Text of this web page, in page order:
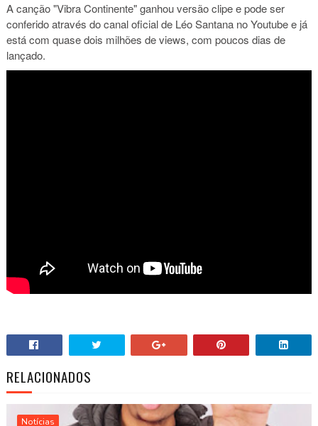
A canção "Vibra Continente" ganhou versão clipe e pode ser
conferido através do canal oficial de Léo Santana no Youtube e já
está com quase dois milhões de views, com poucos dias de
lançado.
RELACIONADOS
Notícias